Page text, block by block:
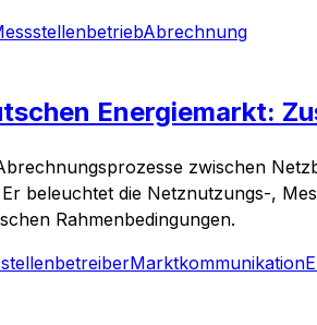
Abrechnung
Energiemarkt:
zwischen
beleuchtet die Netznutzungs-,
Rahmenbedingungen.
Marktkommunikation